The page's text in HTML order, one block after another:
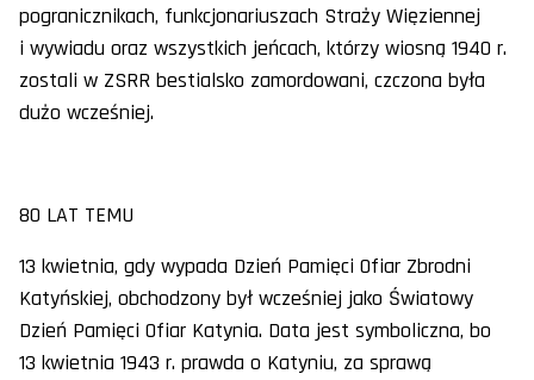
pogranicznikach, funkcjonariuszach Straży Więziennej
i wywiadu oraz wszystkich jeńcach, którzy wiosną 1940 r.
zostali w ZSRR bestialsko zamordowani, czczona była
dużo wcześniej.
80 LAT TEMU
13 kwietnia, gdy wypada Dzień Pamięci Ofiar Zbrodni
Katyńskiej, obchodzony był wcześniej jako Światowy
Dzień Pamięci Ofiar Katynia. Data jest symboliczna, bo
13 kwietnia 1943 r. prawda o Katyniu, za sprawą